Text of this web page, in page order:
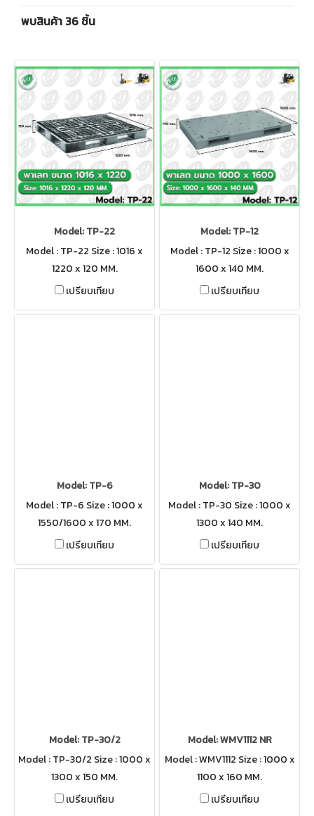
พบสินค้า 36 ชิ้น
Model: TP-22
Model : TP-22 Size : 1016 x
1220 x 120 MM.
เปรียบเทียบ
Model: TP-12
Model : TP-12 Size : 1000 x
1600 x 140 MM.
เปรียบเทียบ
Model: TP-6
Model : TP-6 Size : 1000 x
1550/1600 x 170 MM.
เปรียบเทียบ
Model: TP-30
Model : TP-30 Size : 1000 x
1300 x 140 MM.
เปรียบเทียบ
Model: TP-30/2
Model : TP-30/2 Size : 1000 x
1300 x 150 MM.
เปรียบเทียบ
Model: WMV1112 NR
Model : WMV1112 Size : 1000 x
1100 x 160 MM.
เปรียบเทียบ